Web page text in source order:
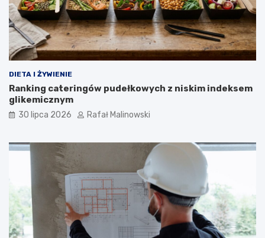
DIETA I ŻYWIENIE
Ranking cateringów pudełkowych z niskim indeksem
glikemicznym
30 lipca 2026 Rafał Malinowski